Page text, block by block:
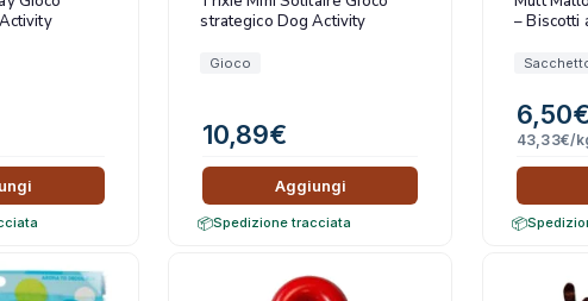
Flamingo Pet Products
strategico Dog Activity
Gioco
10,89€
Aggiungi
Spedizione tracciata
– Biscotti
6,50
43,33€/